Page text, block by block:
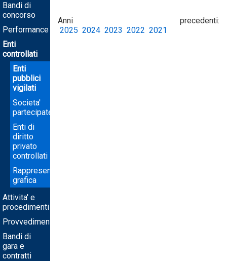
Bandi di
concorso
Performance
Enti
controllati
Enti
pubblici
vigilati
Societa'
partecipate
Enti di
diritto
privato
controllati
Rappresentazione
grafica
Attivita' e
procedimenti
Provvedimenti
Bandi di
gara e
contratti
Anni precedenti:
2025 2024 2023 2022 2021